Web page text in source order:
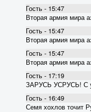
Гость - 15:47
Вторая армия мира
Гость - 15:47
Вторая армия мира
Гость - 15:47
Вторая армия мира
Гость - 17:19
ЗАРУСЬ УСРУСЬ! С
Гость - 16:49
Семя хохлов точит